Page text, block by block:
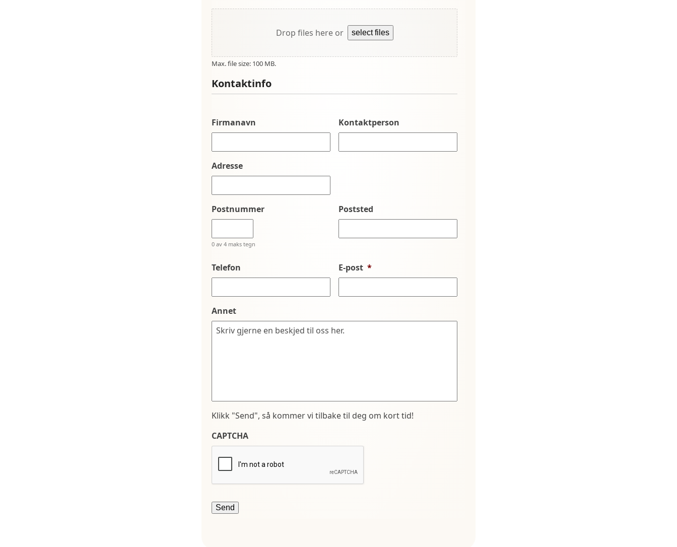
Drop files here or select files
Max. file size: 100 MB.
Kontaktinfo
Firmanavn Kontaktperson
Adresse
Postnummer
0 av 4 maks tegn
Poststed
Telefon E-post *
Annet
Klikk "Send", så kommer vi tilbake til deg om kort tid!
CAPTCHA